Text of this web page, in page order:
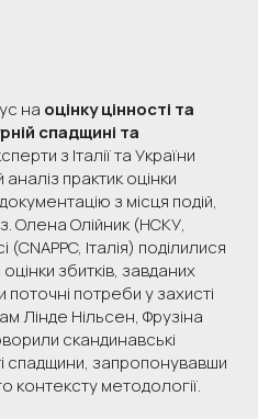
на оцінку цінності та
спадщині та
з Італії та України
практик оцінки
з місця подій,
Олена Олійник (НСКУ,
Італія) поділилися
збитків, завданих
потреби у захисті
Лінде Нільсен, Фрузіна
скандинавські
спадщини, запропонувавши
контексту методології.